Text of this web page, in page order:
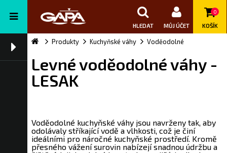
HLEDAT MŮJ ÚČET
0
KOŠÍK
Produkty Kuchyňské váhy Voděodolné
Levné voděodolné váhy -
LESAK
Voděodolné kuchyňské váhy jsou navrženy tak, aby
odolávaly stříkající vodě a vlhkosti, což je činí
ideálními pro náročné kuchyňské prostředí. Kromě
přesného vážení surovin nabízejí snadnou údržbu a